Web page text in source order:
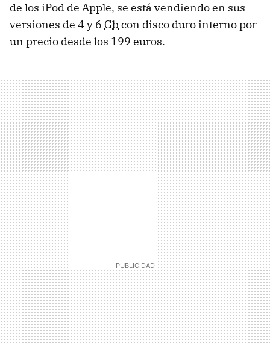
de los iPod de Apple, se está vendiendo en sus
versiones de 4 y 6 Gb con disco duro interno por
un precio desde los 199 euros.